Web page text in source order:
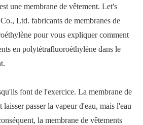
une membrane de vêtement. Let's
Ltd. fabricants de membranes de
pour vous expliquer comment
en polytétrafluoroéthylène dans le
font de l'exercice. La membrane de
passer la vapeur d'eau, mais l'eau
la membrane de vêtements